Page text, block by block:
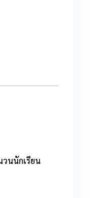
วนนักเรียน